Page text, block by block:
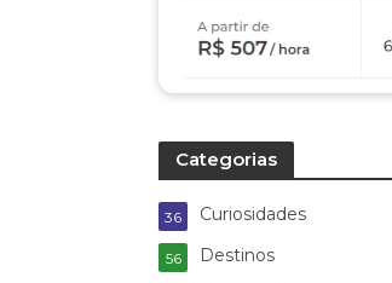
Categorias
Curiosidades
36
Destinos
56